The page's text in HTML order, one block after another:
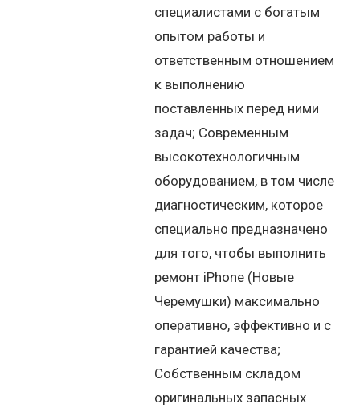
специалистами с богатым
опытом работы и
ответственным отношением
к выполнению
поставленных перед ними
задач; Современным
высокотехнологичным
оборудованием, в том числе
диагностическим, которое
специально предназначено
для того, чтобы выполнить
ремонт iPhone (Новые
Черемушки) максимально
оперативно, эффективно и с
гарантией качества;
Собственным складом
оригинальных запасных